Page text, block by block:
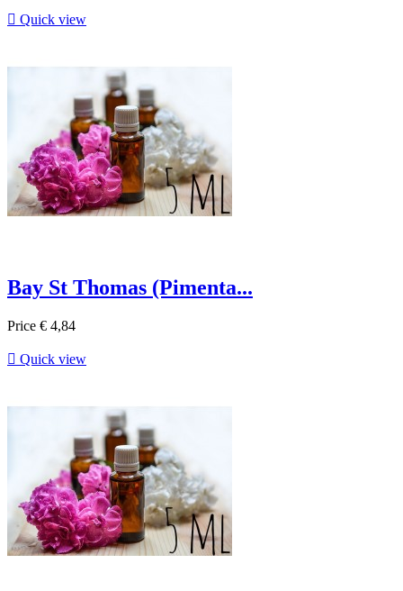
 Quick view
Bay St Thomas (Pimenta...
Price € 4,84
 Quick view